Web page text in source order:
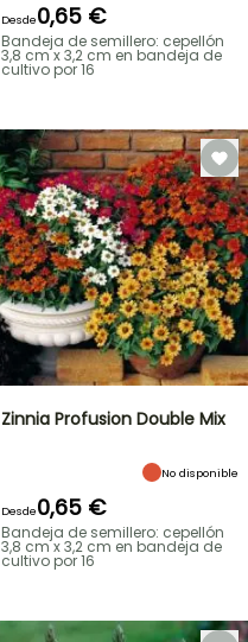
Desde0,65 €
Bandeja de semillero: cepellón
3,8 cm x 3,2 cm en bandeja de
cultivo por 16
Zinnia Profusion Double Mix
No disponible
Desde0,65 €
Bandeja de semillero: cepellón
3,8 cm x 3,2 cm en bandeja de
cultivo por 16